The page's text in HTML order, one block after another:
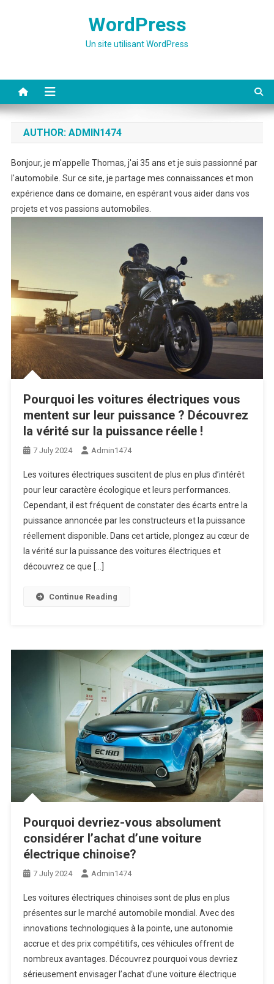
WordPress
Un site utilisant WordPress
AUTHOR: ADMIN1474
Bonjour, je m'appelle Thomas, j'ai 35 ans et je suis passionné par
l'automobile. Sur ce site, je partage mes connaissances et mon
expérience dans ce domaine, en espérant vous aider dans vos
projets et vos passions automobiles.
Pourquoi les voitures électriques vous
mentent sur leur puissance ? Découvrez
la vérité sur la puissance réelle !
7 July 2024 Admin1474
Les voitures électriques suscitent de plus en plus d’intérêt
pour leur caractère écologique et leurs performances.
Cependant, il est fréquent de constater des écarts entre la
puissance annoncée par les constructeurs et la puissance
réellement disponible. Dans cet article, plongez au cœur de
la vérité sur la puissance des voitures électriques et
découvrez ce que […]
Continue Reading
Pourquoi devriez-vous absolument
considérer l’achat d’une voiture
électrique chinoise?
7 July 2024 Admin1474
Les voitures électriques chinoises sont de plus en plus
présentes sur le marché automobile mondial. Avec des
innovations technologiques à la pointe, une autonomie
accrue et des prix compétitifs, ces véhicules offrent de
nombreux avantages. Découvrez pourquoi vous devriez
sérieusement envisager l’achat d’une voiture électrique